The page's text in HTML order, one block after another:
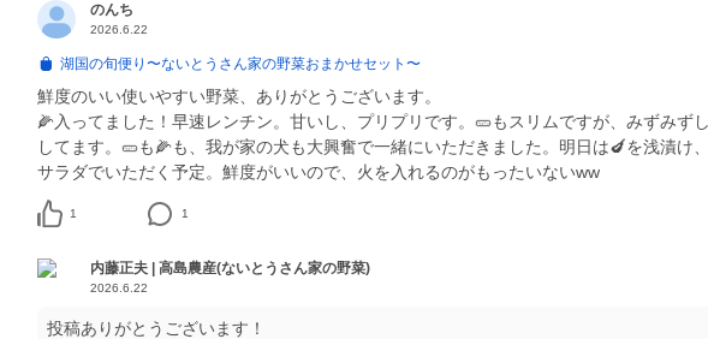
のんち
2026.6.22
湖国の旬便り〜ないとうさん家の野菜おまかせセット〜
鮮度のいい使いやすい野菜、ありがとうございます。
🌽入ってました！早速レンチン。甘いし、プリプリです。🥒もスリムですが、みずみず
してます。🥒も🌽も、我が家の犬も大興奮で一緒にいただきました。明日は🍆を浅漬け
サラダでいただく予定。鮮度がいいので、火を入れるのがもったいないww
1 1
内藤正夫 | 高島農産(ないとうさん家の野菜)
2026.6.22
投稿ありがとうございます！